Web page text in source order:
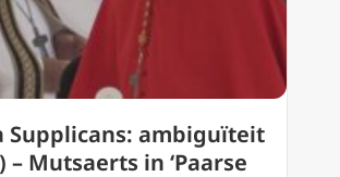
Supplicans: ambiguïteit
– Mutsaerts in ‘Paarse